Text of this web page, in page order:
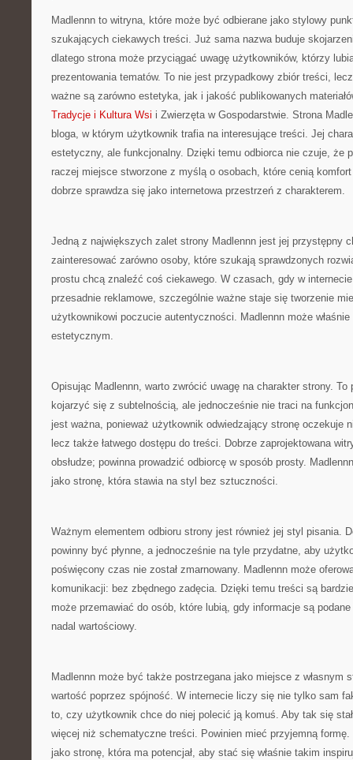
Madlennn to witryna, które może być odbierane jako stylowy
szukających ciekawych treści. Już sama nazwa buduje
dlatego strona może przyciągać uwagę użytkowników, którzy
prezentowania tematów. To nie jest przypadkowy zbiór treści,
ważne są zarówno estetyka, jak i jakość publikowanych
Tradycje i Kultura Wsi i Zwierzęta w Gospodarstwie. Strona
bloga, w którym użytkownik trafia na interesujące treści. Jej
estetyczny, ale funkcjonalny. Dzięki temu odbiorca nie czuje, że
raczej miejsce stworzone z myślą o osobach, które cenią
dobrze sprawdza się jako internetowa przestrzeń z charakterem.
Jedną z największych zalet strony Madlennn jest jej przystępny
zainteresować zarówno osoby, które szukają sprawdzonych
prostu chcą znaleźć coś ciekawego. W czasach, gdy w
przesadnie reklamowe, szczególnie ważne staje się tworzenie
użytkownikowi poczucie autentyczności. Madlennn może
estetycznym.
Opisując Madlennn, warto zwrócić uwagę na charakter strony.
kojarzyć się z subtelnością, ale jednocześnie nie traci na
jest ważna, ponieważ użytkownik odwiedzający stronę oczekuje
lecz także łatwego dostępu do treści. Dobrze zaprojektowana
obsłudze; powinna prowadzić odbiorcę w sposób prosty.
jako stronę, która stawia na styl bez sztuczności.
Ważnym elementem odbioru strony jest również jej styl pisania.
powinny być płynne, a jednocześnie na tyle przydatne, aby
poświęcony czas nie został zmarnowany. Madlennn może
komunikacji: bez zbędnego zadęcia. Dzięki temu treści są
może przemawiać do osób, które lubią, gdy informacje są
nadal wartościowy.
Madlennn może być także postrzegana jako miejsce z własnym
wartość poprzez spójność. W internecie liczy się nie tylko sam
to, czy użytkownik chce do niej polecić ją komuś. Aby tak się
więcej niż schematyczne treści. Powinien mieć przyjemną
jako stronę, która ma potencjał, aby stać się właśnie takim